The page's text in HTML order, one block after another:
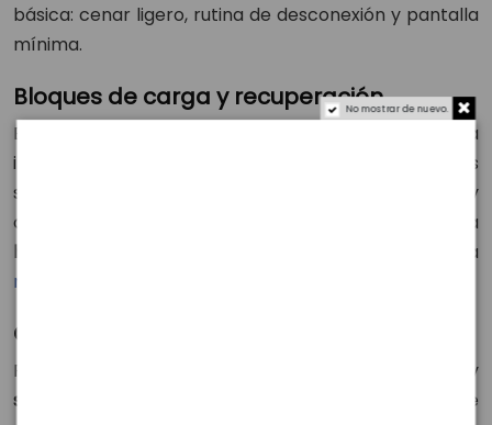
básica: cenar ligero, rutina de desconexión y pantalla
mínima.
Bloques de carga y recuperación
En semanas de mucha carga o calor, mantén una
ingesta constante de magnesio dietético (frutos
secos, semillas, legumbres, verduras de hoja) y
considera el
como base diaria. Ajusta
hidratación y sodio
en entrenos largos para una
recuperación
Calambres recurrentes
Revisa primero
y
sales/líquidos
. Mantén un aporte adecuado de
No mostrar de nuevo.